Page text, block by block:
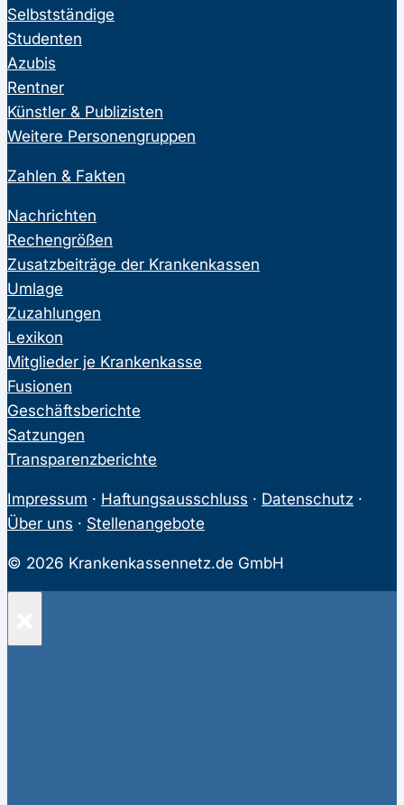
Selbstständige
Studenten
Azubis
Rentner
Künstler & Publizisten
Weitere Personengruppen
Zahlen & Fakten
Nachrichten
Rechengrößen
Zusatzbeiträge der Krankenkassen
Umlage
Zuzahlungen
Lexikon
Mitglieder je Krankenkasse
Fusionen
Geschäftsberichte
Satzungen
Transparenzberichte
Impressum · Haftungsausschluss · Datenschutz ·
Über uns · Stellenangebote
© 2026 Krankenkassennetz.de GmbH